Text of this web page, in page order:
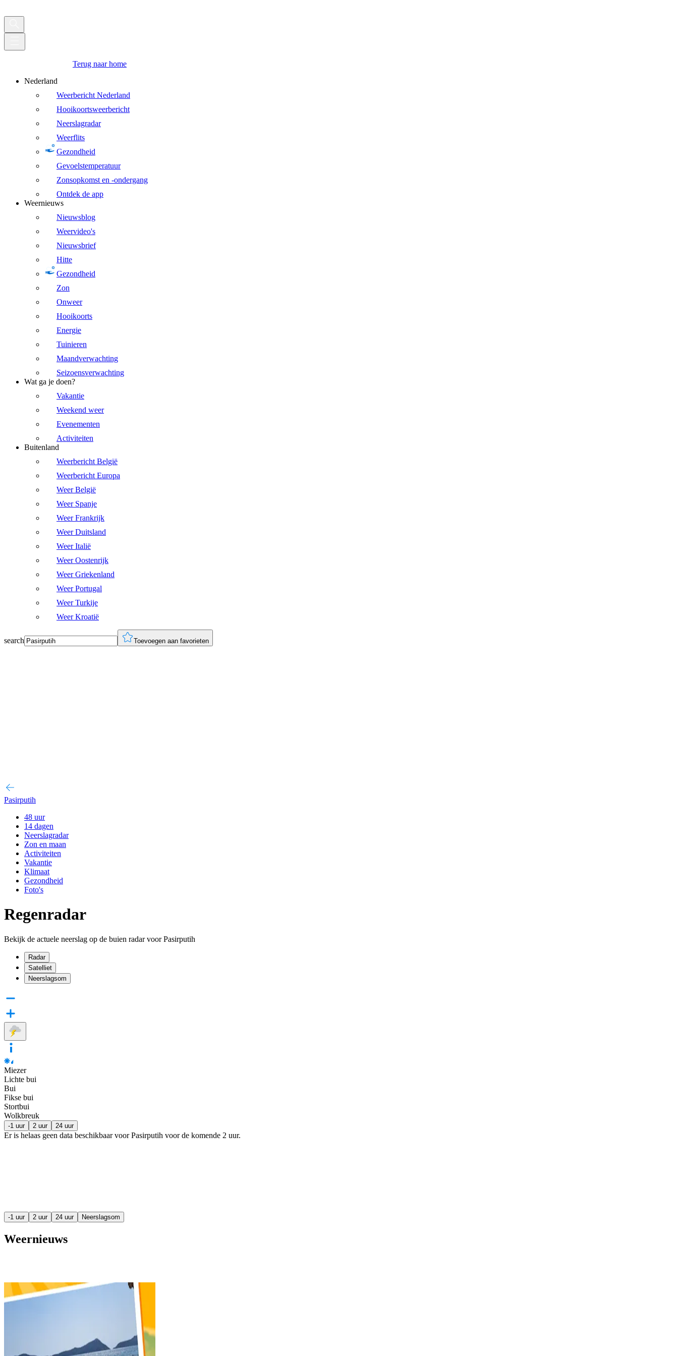
Terug naar home
Nederland
Weerbericht Nederland
Hooikoortsweerbericht
Neerslagradar
Weerflits
Gezondheid
Gevoelstemperatuur
Zonsopkomst en -ondergang
Ontdek de app
Weernieuws
Nieuwsblog
Weervideo's
Nieuwsbrief
Hitte
Gezondheid
Zon
Onweer
Hooikoorts
Energie
Tuinieren
Maandverwachting
Seizoensverwachting
Wat ga je doen?
Vakantie
Weekend weer
Evenementen
Activiteiten
Buitenland
Weerbericht België
Weerbericht Europa
Weer België
Weer Spanje
Weer Frankrijk
Weer Duitsland
Weer Italië
Weer Oostenrijk
Weer Griekenland
Weer Portugal
Weer Turkije
Weer Kroatië
search Toevoegen aan favorieten
Pasirputih
48 uur
14 dagen
Neerslagradar
Zon en maan
Activiteiten
Vakantie
Klimaat
Gezondheid
Foto's
Regenradar
Bekijk de actuele neerslag op de buien radar voor Pasirputih
Radar
Satelliet
Neerslagsom
Miezer
Lichte bui
Bui
Fikse bui
Stortbui
Wolkbreuk
-1 uur 2 uur 24 uur
Er is helaas geen data beschikbaar voor Pasirputih voor de komende 2 uur.
-1 uur 2 uur 24 uur Neerslagsom
Weernieuws